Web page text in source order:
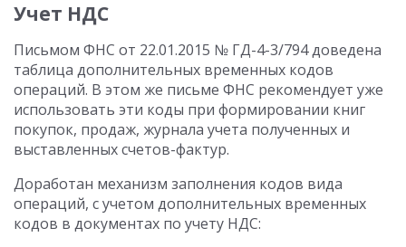
Учет НДС
Письмом ФНС от 22.01.2015 № ГД-4-3/794 доведена
таблица дополнительных временных кодов
операций. В этом же письме ФНС рекомендует уже
использовать эти коды при формировании книг
покупок, продаж, журнала учета полученных и
выставленных счетов-фактур.
Доработан механизм заполнения кодов вида
операций, с учетом дополнительных временных
кодов в документах по учету НДС: